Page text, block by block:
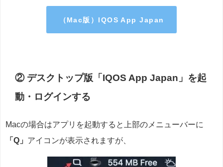
（Mac版）IQOS App Japan
② デスクトップ版「IQOS App Japan」を起
動・ログインする
Macの場合はアプリを起動すると上部のメニューバーに
「Q」 アイコンが表示されますが、